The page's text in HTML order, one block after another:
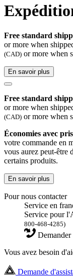
Free standard
or more when
(CAD) or more when
En savoir plus
Free standard
or more when
(CAD) or more when
Économies avec
votre commande en
vous aurez peut-être
certains produits.
En savoir plus
Pour nous contacter
Service en
Service pour
800-468-4285)
Demander
Vous avez besoin
Demande